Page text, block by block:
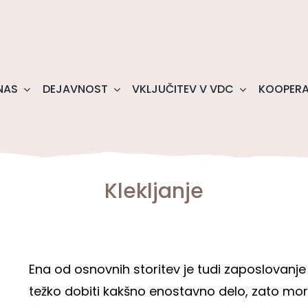
DEJAVNOST VKLJUČITEV V VDC
Klekljanje
Ena od osnovnih storitev je tudi
težko dobiti kakšno enostavno delo, zato